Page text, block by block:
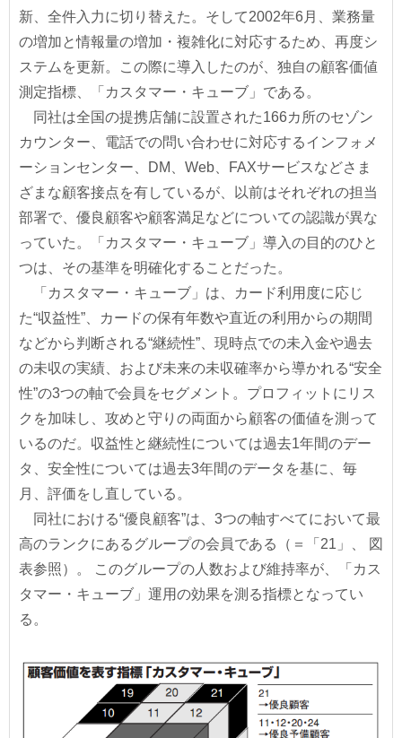
新、全件入力に切り替えた。そして2002年6月、業務量
の増加と情報量の増加・複雑化に対応するため、再度シ
ステムを更新。この際に導入したのが、独自の顧客価値
測定指標、「カスタマー・キューブ」である。
同社は全国の提携店舗に設置された166カ所のセゾン
カウンター、電話での問い合わせに対応するインフォメ
ーションセンター、DM、Web、FAXサービスなどさま
ざまな顧客接点を有しているが、以前はそれぞれの担当
部署で、優良顧客や顧客満足などについての認識が異な
っていた。「カスタマー・キューブ」導入の目的のひと
つは、その基準を明確化することだった。
「カスタマー・キューブ」は、カード利用度に応じ
た“収益性”、カードの保有年数や直近の利用からの期間
などから判断される“継続性”、現時点での未入金や過去
の未収の実績、および未来の未収確率から導かれる“安全
性”の3つの軸で会員をセグメント。プロフィットにリス
クを加味し、攻めと守りの両面から顧客の価値を測って
いるのだ。収益性と継続性については過去1年間のデー
タ、安全性については過去3年間のデータを基に、毎
月、評価をし直している。
同社における“優良顧客”は、3つの軸すべてにおいて最
高のランクにあるグループの会員である（＝「21」、 図
表参照）。 このグループの人数および維持率が、「カス
タマー・キューブ」運用の効果を測る指標となってい
る。